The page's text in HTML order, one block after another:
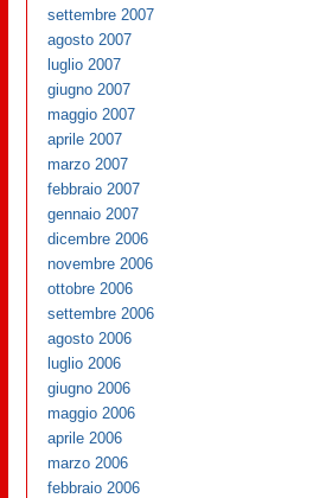
settembre 2007
agosto 2007
luglio 2007
giugno 2007
maggio 2007
aprile 2007
marzo 2007
febbraio 2007
gennaio 2007
dicembre 2006
novembre 2006
ottobre 2006
settembre 2006
agosto 2006
luglio 2006
giugno 2006
maggio 2006
aprile 2006
marzo 2006
febbraio 2006